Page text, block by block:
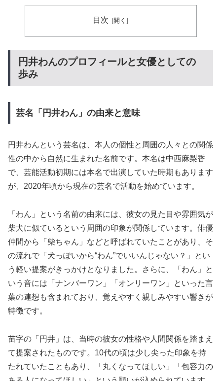
目次
円井わんのプロフィールと女優としての
歩み
芸名「円井わん」の由来と意味
円井わんという芸名は、本人の個性と周囲の人々との関係
性の中から自然に生まれた名前です。本名は中西麻梨香
で、芸能活動初期には本名で出演していた時期もあります
が、2020年頃から現在の芸名で活動を始めています。
「わん」という名前の由来には、彼女の見た目や雰囲気が
柴犬に似ているという周囲の印象が関係しています。俳優
仲間から「柴ちゃん」などと呼ばれていたことがあり、そ
の流れで「犬っぽいから“わん”でいいんじゃない？」とい
う軽い提案がきっかけとなりました。さらに、「わん」と
いう音には「ナンバーワン」「オンリーワン」といった言
葉の連想も含まれており、覚えやすく親しみやすい響きが
特徴です。
苗字の「円井」は、当時の彼女の性格や人間関係を踏まえ
て提案されたものです。10代の頃は少し尖った印象を持
たれていたこともあり、「丸くなってほしい」「包容力の